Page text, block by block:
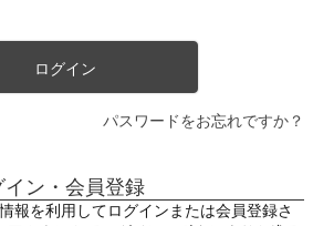
ログイン
パスワードをお忘れですか？
ン・会員登録
報を利用してログインまたは会員登録さ